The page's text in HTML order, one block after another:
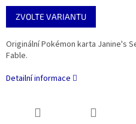
Měrná
cena:
ZVOLTE VARIANTU
Originální Pokémon karta Janine's
Fable.
Detailní informace